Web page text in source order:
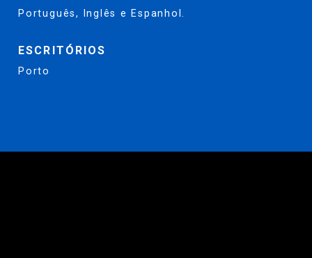
Português, Inglês e Espanhol.
ESCRITÓRIOS
Porto